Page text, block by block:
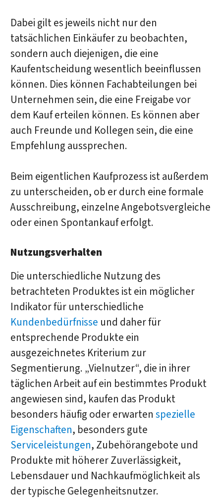
Dabei gilt es jeweils nicht nur den
tatsächlichen Einkäufer zu beobachten,
sondern auch diejenigen, die eine
Kaufentscheidung wesentlich beeinflussen
können. Dies können Fachabteilungen bei
Unternehmen sein, die eine Freigabe vor
dem Kauf erteilen können. Es können aber
auch Freunde und Kollegen sein, die eine
Empfehlung aussprechen.
Beim eigentlichen Kaufprozess ist außerdem
zu unterscheiden, ob er durch eine formale
Ausschreibung, einzelne Angebotsvergleiche
oder einen Spontankauf erfolgt.
Nutzungsverhalten
Die unterschiedliche Nutzung des
betrachteten Produktes ist ein möglicher
Indikator für unterschiedliche
Kundenbedürfnisse und daher für
entsprechende Produkte ein
ausgezeichnetes Kriterium zur
Segmentierung. „Vielnutzer“, die in ihrer
täglichen Arbeit auf ein bestimmtes Produkt
angewiesen sind, kaufen das Produkt
besonders häufig oder erwarten spezielle
Eigenschaften, besonders gute
Serviceleistungen, Zubehörangebote und
Produkte mit höherer Zuverlässigkeit,
Lebensdauer und Nachkaufmöglichkeit als
der typische Gelegenheitsnutzer.